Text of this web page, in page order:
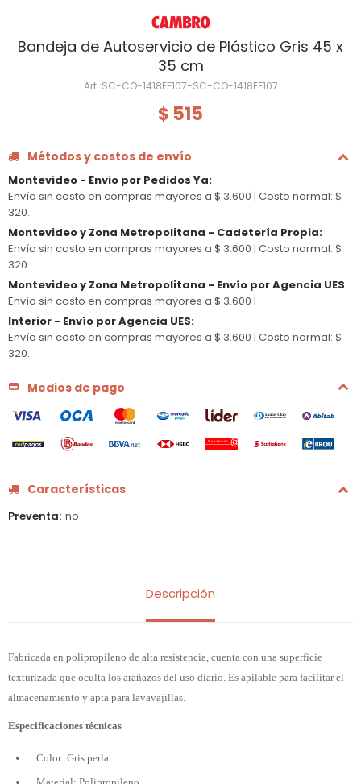
Bandeja de Autoservicio de Plástico Gris 45 x
35 cm
SC-CO-1418FF107-SC-CO-1418FF107
$ 515
Métodos y costos de envío
Montevideo - Envio por Pedidos Ya:
Envío sin costo en compras mayores a $ 3.600 | Costo normal: $
320.
Montevideo y Zona Metropolitana - Cadetería Propia:
Envío sin costo en compras mayores a $ 3.600 | Costo normal: $
320.
Montevideo y Zona Metropolitana - Envío por Agencia UES
Envío sin costo en compras mayores a $ 3.600 |
Interior - Envío por Agencia UES:
Envío sin costo en compras mayores a $ 3.600 | Costo normal: $
320.
Medios de pago
Características
Preventa no
Descripción
Fabricada en polipropileno de alta resistencia, cuenta con una superficie
texturizada que oculta los arañazos del uso diario. Es apilable para facilitar el
almacenamiento y apta para lavavajillas.
Especificaciones técnicas
Color: Gris perla